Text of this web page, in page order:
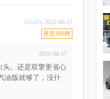
AlexHo 2021-06-17
悬赏300两
2021-06-17
头。还是双擎更省心
油版就够了，没什